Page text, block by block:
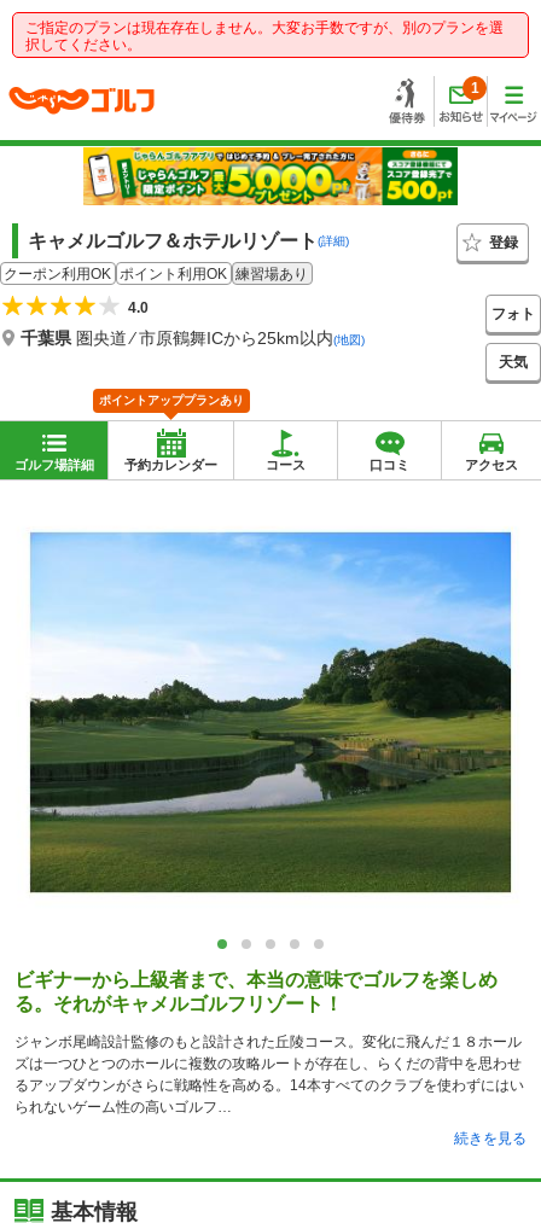
ご指定のプランは現在存在しません。大変お手数ですが、別のプランを選
択してください。
1
キャメルゴルフ＆ホテルリゾート (詳細)
登録
クーポン利用OK ポイント利用OK 練習場あり
4.0
千葉県 圏央道 ⁄ 市原鶴舞ICから25km以内(地図)
フォト
天気
ゴルフ場詳細 予約カレンダー
ポイントアッププランあり
コース 口コミ アクセス
ビギナーから上級者まで、本当の意味でゴルフを楽しめ
る。それがキャメルゴルフリゾート！
ジャンボ尾崎設計監修のもと設計された丘陵コース。変化に飛んだ１８ホール
ズは一つひとつのホールに複数の攻略ルートが存在し、らくだの背中を思わせ
るアップダウンがさらに戦略性を高める。14本すべてのクラブを使わずにはい
られないゲーム性の高いゴルフ
続きを見る
基本情報